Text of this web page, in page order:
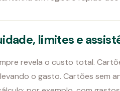
limites e
revela o custo total.
o gasto. Cartões sem